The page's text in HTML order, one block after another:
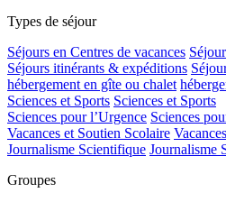
Types de séjour
Séjours en Centres de vacances
Séjours itinérants & expéditions
hébergement en gîte ou chalet
Sciences et Sports Sciences et Sports
Sciences pour l’Urgence Sciences
Vacances et Soutien Scolaire
Journalisme Scientifique Journalisme
Groupes